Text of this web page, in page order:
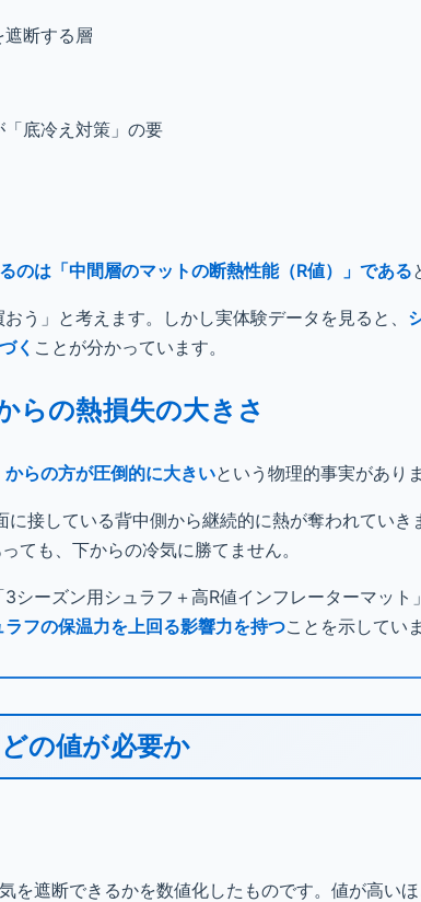
断する層
底冷え対策」の要
のは「中間層のマットの断熱性能（R値）」である
う」と考えます。しかし実体験データを見ると、
く ことが分かっています。
らの熱損失の大きさ
らの方が圧倒的に大きいという物理的事実がありま
接している背中側から継続的に熱が奪われていき
ても、下からの冷気に勝てません。
シーズン用シュラフ＋高R値インフレーターマット
フの保温力を上回る影響力を持つことを示してい
の値が必要か
を遮断できるかを数値化したものです。値が高い